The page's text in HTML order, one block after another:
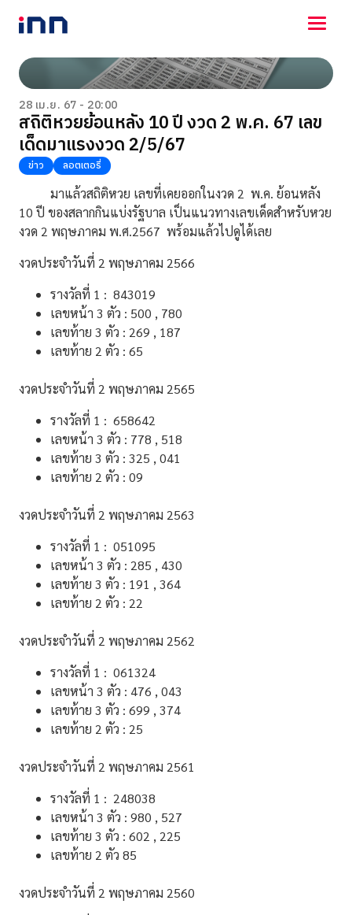
NEWS
ENTERTAINMENT
LIFESTYLE
HOROSCOPE
LOTTERY
VIDEO
ร่วมด้วยช่วยกัน
28 เม.ย. 67 - 20:00
สถิติหวยย้อนหลัง 10 ปี งวด 2 พ.ค. 67 เลข
เด็ดมาแรงงวด 2/5/67
ข่าว ลอตเตอรี่
มาแล้วสถิติหวย เลขที่เคยออกในงวด 2 พ.ค. ย้อนหลัง
10 ปี ของสลากกินแบ่งรัฐบาล เป็นแนวทางเลขเด็ดสำหรับหวย
งวด 2 พฤษภาคม พ.ศ.2567 พร้อมแล้วไปดูได้เลย
งวดประจําวันที่ 2 พฤษภาคม 2566
รางวัลที่ 1 : 843019
เลขหน้า 3 ตัว : 500 , 780
เลขท้าย 3 ตัว : 269 , 187
เลขท้าย 2 ตัว : 65
งวดประจําวันที่ 2 พฤษภาคม 2565
รางวัลที่ 1 : 658642
เลขหน้า 3 ตัว : 778 , 518
เลขท้าย 3 ตัว : 325 , 041
เลขท้าย 2 ตัว : 09
งวดประจําวันที่ 2 พฤษภาคม 2563
รางวัลที่ 1 : 051095
เลขหน้า 3 ตัว : 285 , 430
เลขท้าย 3 ตัว : 191 , 364
เลขท้าย 2 ตัว : 22
งวดประจําวันที่ 2 พฤษภาคม 2562
รางวัลที่ 1 : 061324
เลขหน้า 3 ตัว : 476 , 043
เลขท้าย 3 ตัว : 699 , 374
เลขท้าย 2 ตัว : 25
งวดประจําวันที่ 2 พฤษภาคม 2561
รางวัลที่ 1 : 248038
เลขหน้า 3 ตัว : 980 , 527
เลขท้าย 3 ตัว : 602 , 225
เลขท้าย 2 ตัว 85
งวดประจําวันที่ 2 พฤษภาคม 2560